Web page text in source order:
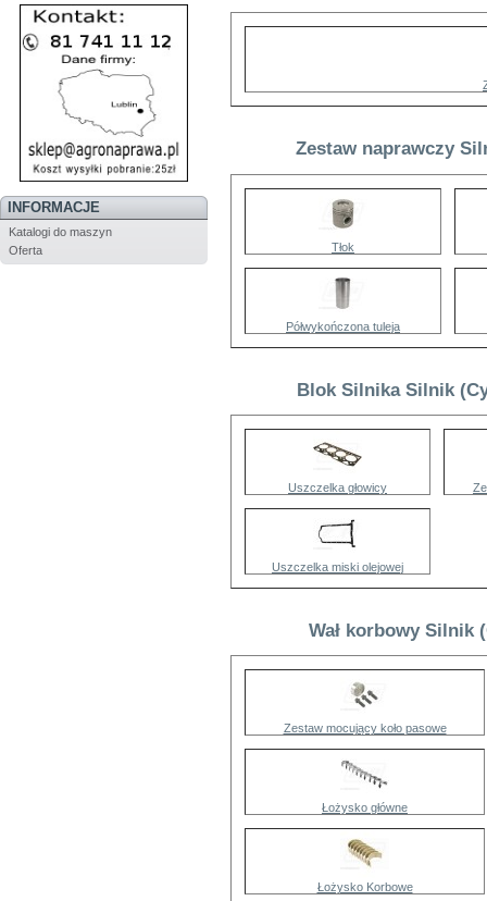
INFORMACJE
Katalogi do maszyn
Oferta
Zestaw naprawczy
Tłok
Półwykończona tuleja
Blok Silnika Silnik
Uszczelka głowicy
Uszczelka miski olejowej
Wał korbowy Silnik
Zestaw mocujący koło pasowe
Łożysko główne
Łożysko Korbowe